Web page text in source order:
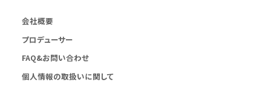
会社概要
プロデューサー
FAQ&お問い合わせ
個人情報の取扱いに関して